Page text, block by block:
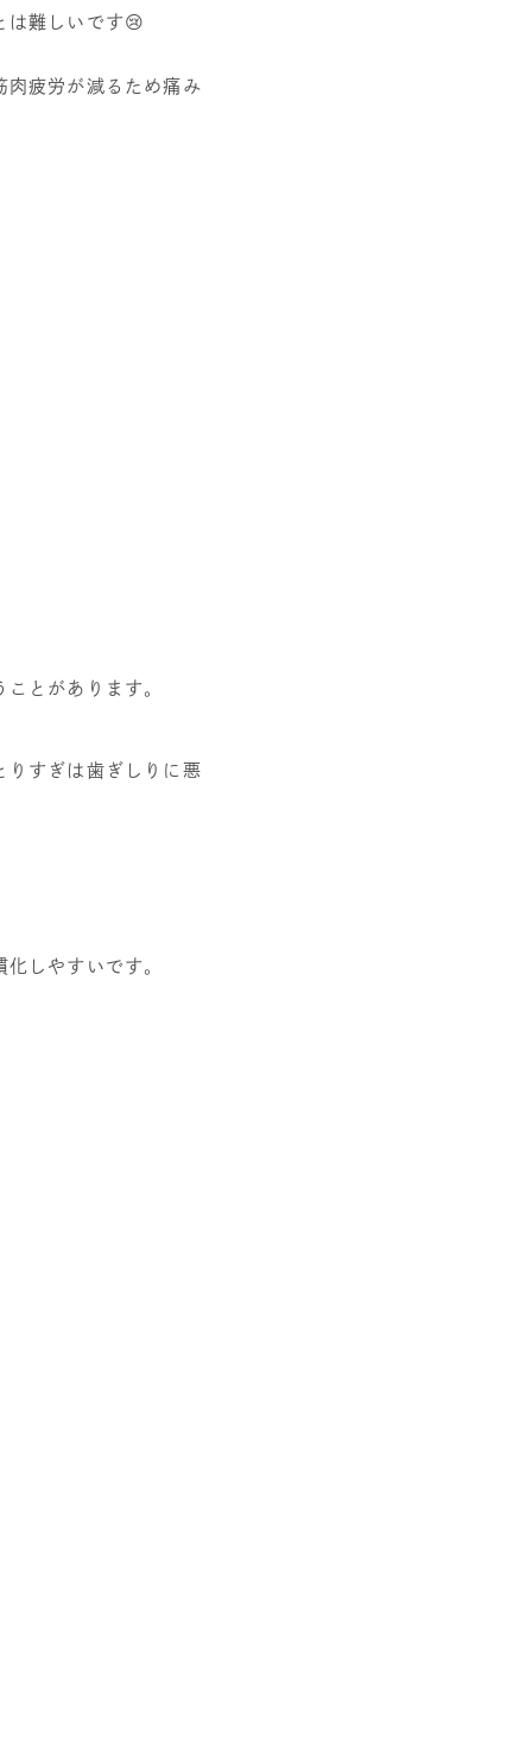
は難しいです😢
肉疲労が減るため痛み
とがあります。
りすぎは歯ぎしりに悪
しやすいです。